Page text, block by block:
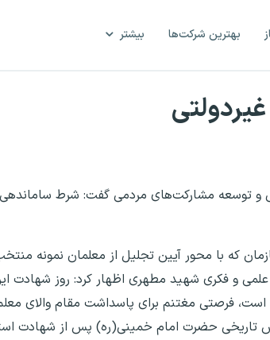
بهترین شرکت‌ها بیشتر
و توسعه مشارکت‌های مردمی گفت: شرط
که با محور آیین تجلیل از معلمان نمونه
علمی و فکری شهید مطهری اظهار کرد: روز شهادت
فرصتی مغتنم برای پاسداشت مقام والای
تاریخی حضرت امام خمینی(ره) پس از شهادت